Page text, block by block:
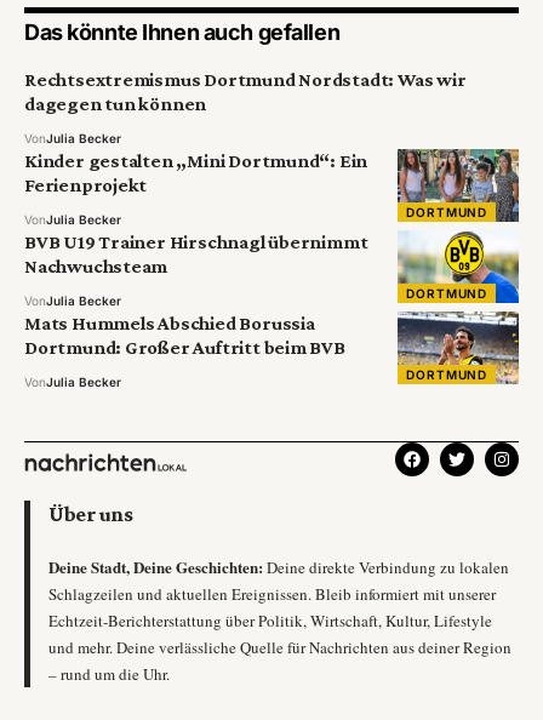
Das könnte Ihnen auch gefallen
Rechtsextremismus Dortmund Nordstadt: Was wir
dagegen tun können
VonJulia Becker
DORTMUND
Kinder gestalten „Mini Dortmund“: Ein
Ferienprojekt
VonJulia Becker
DORTMUND
BVB U19 Trainer Hirschnagl übernimmt
Nachwuchsteam
VonJulia Becker
DORTMUND
Mats Hummels Abschied Borussia
Dortmund: Großer Auftritt beim BVB
VonJulia Becker
Über uns
Deine Stadt, Deine Geschichten: Deine direkte Verbindung zu lokalen
Schlagzeilen und aktuellen Ereignissen. Bleib informiert mit unserer
Echtzeit-Berichterstattung über Politik, Wirtschaft, Kultur, Lifestyle
und mehr. Deine verlässliche Quelle für Nachrichten aus deiner Region
– rund um die Uhr.